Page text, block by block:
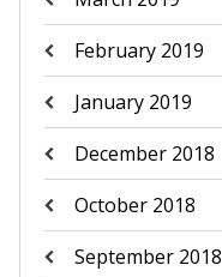
February 2019
January 2019
December 2018
October 2018
September 2018